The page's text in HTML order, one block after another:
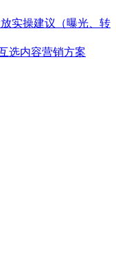
实操建议（曝光、转
选内容营销方案